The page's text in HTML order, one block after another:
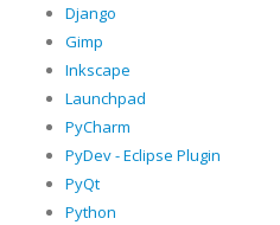
Django
Gimp
Inkscape
Launchpad
PyCharm
PyDev - Eclipse Plugin
PyQt
Python